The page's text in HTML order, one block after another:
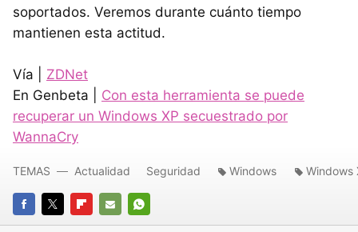
soportados. Veremos durante cuánto tiempo
mantienen esta actitud.
Vía | ZDNet
En Genbeta | Con esta herramienta se puede
recuperar un Windows XP secuestrado por
WannaCry
FACEBOOK
TWITTERFLIPBOARD
E-
WHATSAPP
TEMAS Actualidad Seguridad Windows Windows